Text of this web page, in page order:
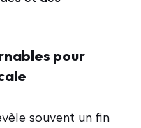
pour
souvent un fin